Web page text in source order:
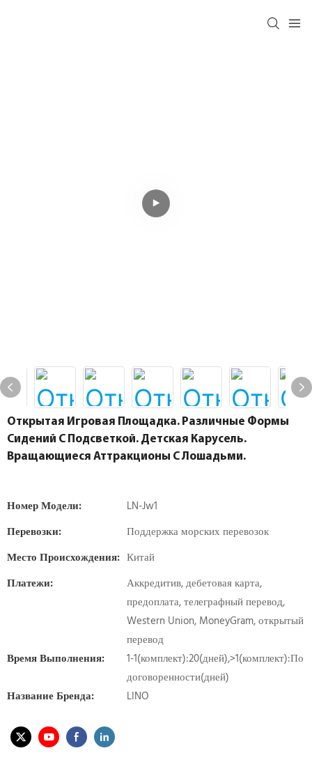
Открытая Игровая Площадка. Различные Формы
Сидений С Подсветкой. Детская Карусель.
Вращающиеся Аттракционы С Лошадьми.
Номер Модели:
LN-Jw1
Перевозки:
Поддержка морских перевозок
Место Происхождения: Китай
Платежи:
Аккредитив, дебетовая карта,
предоплата, телеграфный перевод,
Western Union, MoneyGram, открытый
перевод
Время Выполнения:
1-1(комплект):20(дней),>1(комплект):По
договоренности(дней)
Название Бренда:
LINO